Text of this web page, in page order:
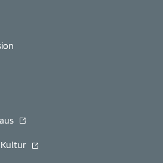
(öffnet in neuem Fenster)
(öffnet in neuem Fenster)